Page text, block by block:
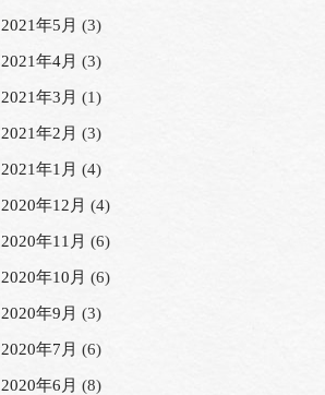
2021年5月 (3)
2021年4月 (3)
2021年3月 (1)
2021年2月 (3)
2021年1月 (4)
2020年12月 (4)
2020年11月 (6)
2020年10月 (6)
2020年9月 (3)
2020年7月 (6)
2020年6月 (8)